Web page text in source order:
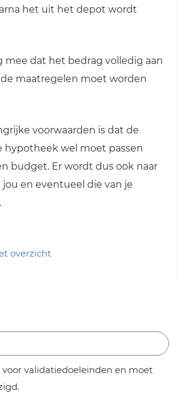
het uit het depot wordt
mee dat het bedrag volledig aan
maatregelen moet worden
voorwaarden is dat de
hypotheek wel moet passen
budget. Er wordt dus ook naar
en eventueel die van je
overzicht
voor validatiedoeleinden en moet